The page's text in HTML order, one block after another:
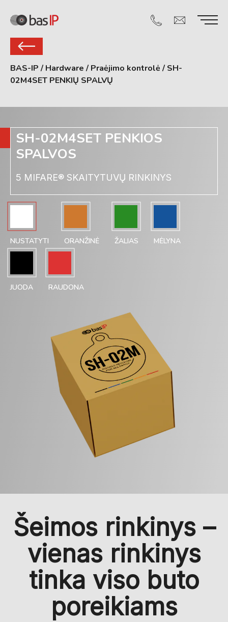
BAS-IP / Hardware / Praėjimo kontrolė / SH-
02M4SET PENKIŲ SPALVŲ
SH-02M4SET PENKIOS
SPALVOS
5 MIFARE® SKAITYTUVŲ RINKINYS
NUSTATYTI ORANŽINĖ ŽALIAS MĖLYNA
JUODA RAUDONA
Šeimos rinkinys –
vienas rinkinys
tinka viso buto
poreikiams